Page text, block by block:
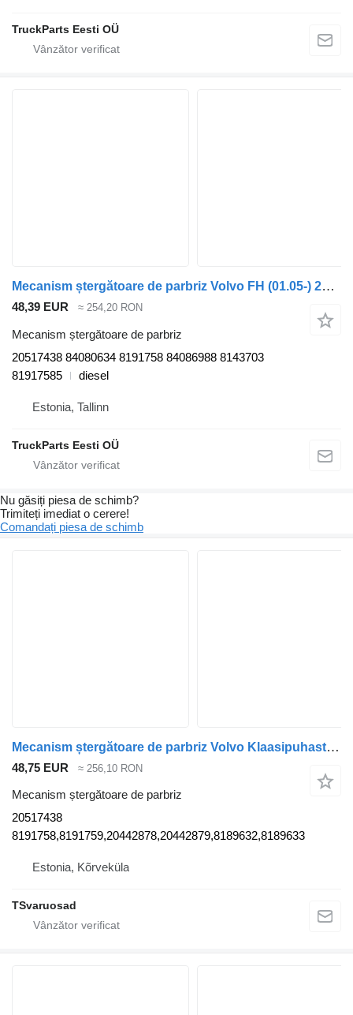
TruckParts Eesti OÜ
Mecanism ștergătoare de parbriz Volvo FH (01.05-) 20517438 pentru cap tractor Volvo FH12, FH16, NH12, FH, VNL780 (1993-2014)
48,39 EUR ≈ 254,20 RON
Mecanism ștergătoare de parbriz
20517438 84080634 8191758 84086988 8143703
81917585
diesel
Estonia, Tallinn
TruckParts Eesti OÜ
Nu găsiți piesa de schimb?
Trimiteți imediat o cerere!
Comandați piesa de schimb
Mecanism ștergătoare de parbriz Volvo Klaasipuhasti raam 20517438 pentru cap tractor Volvo FH12
48,75 EUR ≈ 256,10 RON
Mecanism ștergătoare de parbriz
20517438
8191758,8191759,20442878,20442879,8189632,8189633
Estonia, Kõrveküla
TSvaruosad